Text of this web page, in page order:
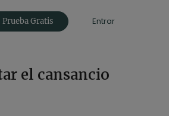
Prueba Gratis Entrar
el cansancio